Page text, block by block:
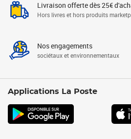
Livraison offerte dès 25€
Hors livres et hors produits
Nos engagements
sociétaux et environnementaux
Applications La Poste